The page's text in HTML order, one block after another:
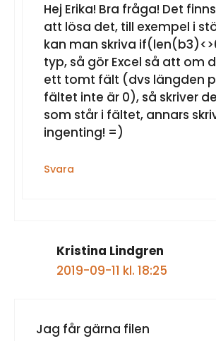
Hej Erika! Bra fråga! Det
att lösa det, till exempel i
kan man skriva
typ, så gör Excel så att om
ett tomt fält (dvs längden
fältet inte är 0), så skriver
som står i fältet, annars
ingenting! =)
Svara
Kristina Lindgren
2019-09-11 kl. 18:25
Jag får gärna filen